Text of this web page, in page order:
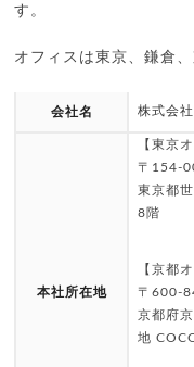
す。
オフィスは東京、鎌倉
会社名 株式会
本社所在地
【東京
〒154-
東京都
8階
【京都
〒600-
京都府
地